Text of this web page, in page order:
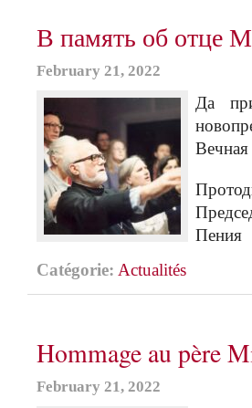
В память об отце
February 21, 2022
Да
Пения
Catégorie: Actualités
Hommage au père
February 21, 2022